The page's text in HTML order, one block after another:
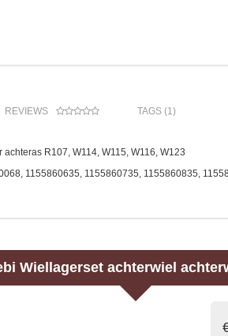
REVIEWS TAGS (1)
R107, W114, W115, W116, W123
1155860635, 1155860735, 1155860835,
Wiellagerset achterwiel